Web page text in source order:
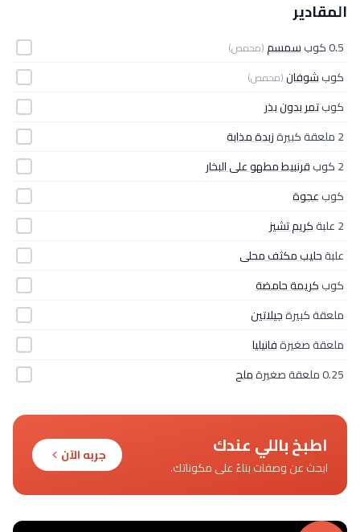
المقادير
0.5 كوب سمسم(محمص)
كوبشوفان(محمص)
كوبتمر بدون بذر
2 ملعقة كبيرة
زبدة مذابة
2 كوب
قرنبيط مطهو على البخار
كوبعجوة
2 علبة
كريم تشيز
علبةحليب مكثف محلى
كوبكريمة حامضة
ملعقة كبيرةجيلاتين
ملعقة صغيرةفانيليا
0.25 ملعقة صغيرة
ملح
اطبخ باللي عندك
ابحث عن وصفات بناءً على مكوناتك.
جربه الآن